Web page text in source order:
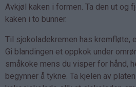
Avkjøl kaken i formen. Ta den ut og
kaken i to bunner.
Til sjokoladekremen has kremfløte,
Gi blandingen et oppkok under
småkoke mens du visper for hånd,
begynner å tykne. Ta kjelen av